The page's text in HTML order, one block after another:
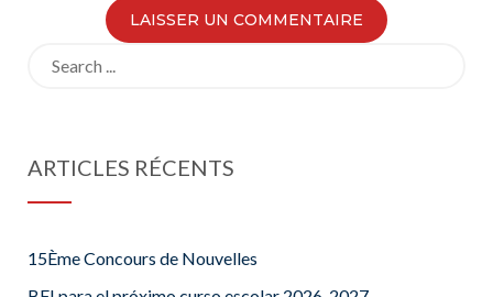
ARTICLES RÉCENTS
15Ème Concours de Nouvelles